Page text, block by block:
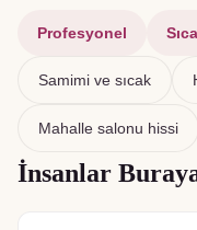
Profesyonel
Samimi ve sıcak
Mahalle salonu hissi
İnsanlar